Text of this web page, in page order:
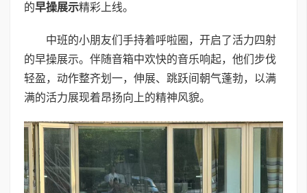
的早操展示精彩上线。
中班的小朋友们手持着呼啦圈，开启了活力四射
的早操展示。伴随音箱中欢快的音乐响起，他们步伐
轻盈，动作整齐划一，伸展、跳跃间朝气蓬勃，以满
满的活力展现着昂扬向上的精神风貌。